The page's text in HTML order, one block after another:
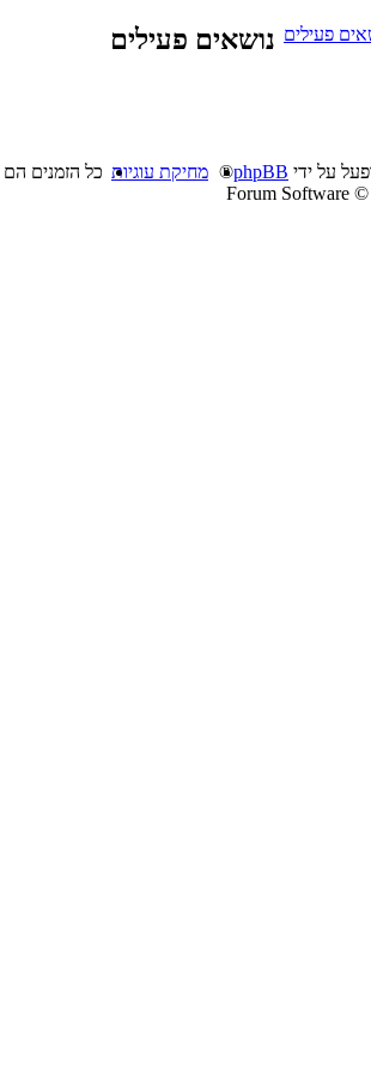
פעילים נושאים פעילים
כל הזמנים הם מחיקת עוגיות על ידי phpBB
®
Forum Software